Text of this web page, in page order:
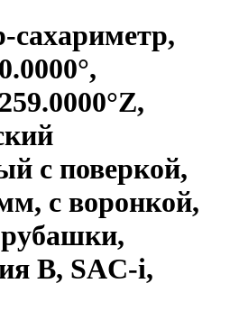
c поверкой,
с воронкой,
рубашки,
B, SAC-i,